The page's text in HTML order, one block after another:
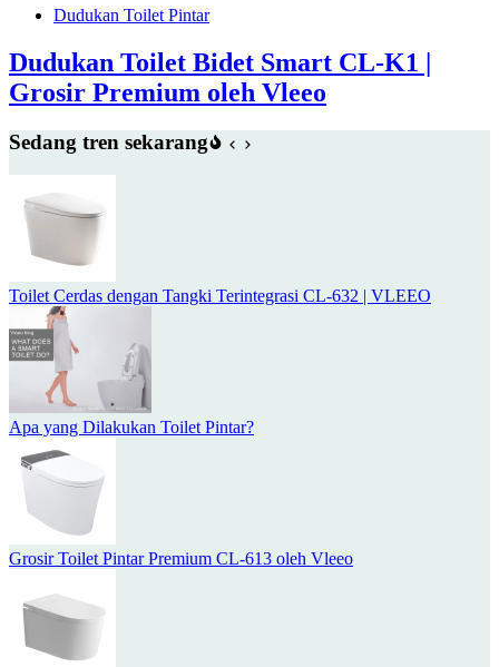
Dudukan Toilet Pintar
Dudukan Toilet Bidet Smart CL-K1 |
Grosir Premium oleh Vleeo
Sedang tren sekarang
Toilet Cerdas dengan Tangki Terintegrasi CL-632 | VLEEO
Apa yang Dilakukan Toilet Pintar?
Grosir Toilet Pintar Premium CL-613 oleh Vleeo